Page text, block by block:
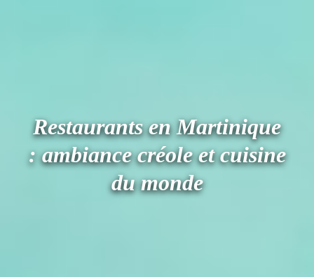
Restaurants en Martinique
: ambiance créole et cuisine
du monde